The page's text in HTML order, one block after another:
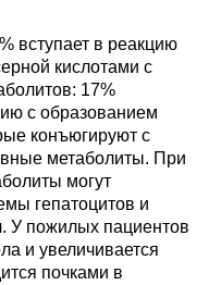
вступает в реакцию
кислотами с
17%
с образованием
конъюгируют с
метаболиты. При
могут
гепатоцитов и
У пожилых пациентов
и увеличивается
почками в